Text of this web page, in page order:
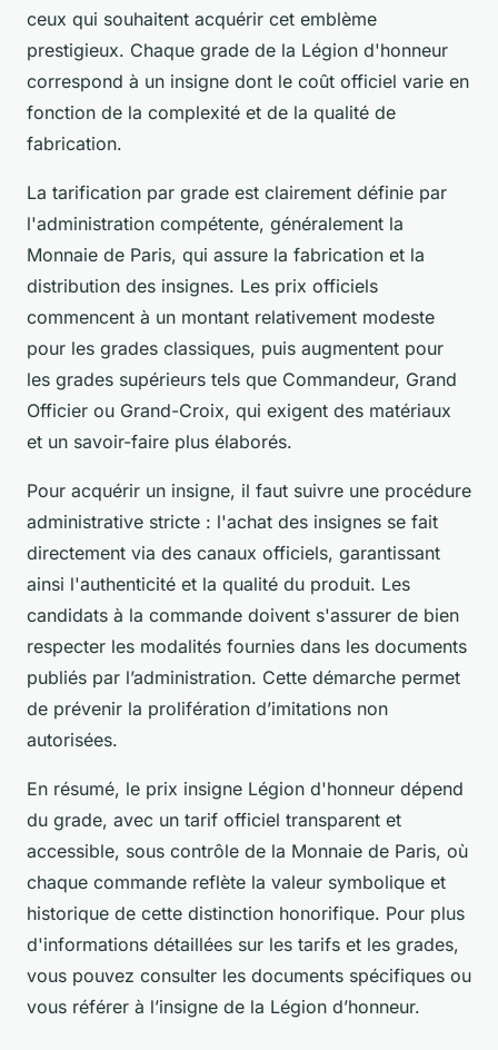
ceux qui souhaitent acquérir cet emblème
prestigieux. Chaque grade de la Légion d'honneur
correspond à un insigne dont le coût officiel varie en
fonction de la complexité et de la qualité de
fabrication.
La tarification par grade est clairement définie par
l'administration compétente, généralement la
Monnaie de Paris, qui assure la fabrication et la
distribution des insignes. Les prix officiels
commencent à un montant relativement modeste
pour les grades classiques, puis augmentent pour
les grades supérieurs tels que Commandeur, Grand
Officier ou Grand-Croix, qui exigent des matériaux
et un savoir-faire plus élaborés.
Pour acquérir un insigne, il faut suivre une procédure
administrative stricte : l'achat des insignes se fait
directement via des canaux officiels, garantissant
ainsi l'authenticité et la qualité du produit. Les
candidats à la commande doivent s'assurer de bien
respecter les modalités fournies dans les documents
publiés par l’administration. Cette démarche permet
de prévenir la prolifération d’imitations non
autorisées.
En résumé, le prix insigne Légion d'honneur dépend
du grade, avec un tarif officiel transparent et
accessible, sous contrôle de la Monnaie de Paris, où
chaque commande reflète la valeur symbolique et
historique de cette distinction honorifique. Pour plus
d'informations détaillées sur les tarifs et les grades,
vous pouvez consulter les documents spécifiques ou
vous référer à l’insigne de la Légion d’honneur.